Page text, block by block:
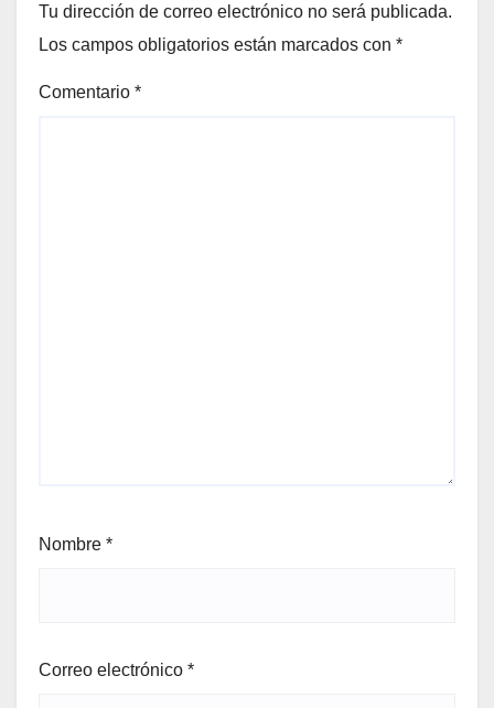
Tu dirección de correo electrónico no será publicada.
Los campos obligatorios están marcados con *
Comentario *
Nombre *
Correo electrónico *